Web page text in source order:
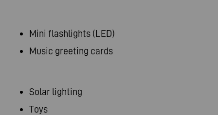
Mini flashlights (LED)
Music greeting cards
Solar lighting
Toys